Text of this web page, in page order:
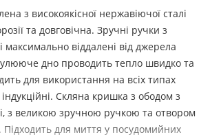
​​з високоякісної нержавіючої сталі
та довговічна. Зручні ручки з
максимально віддалені від джерела
дно проводить тепло швидко та
для використання на всіх типах
Скляна кришка з ободом з
з великою зручною ручкою та отвором
для миття у посудомийних